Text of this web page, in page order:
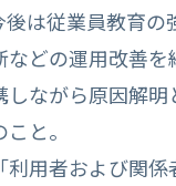
後は従業員教育の
どの運用改善を
しながら原因解明
と。
利用者および関